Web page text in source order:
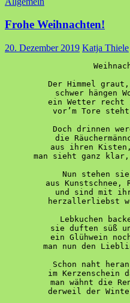
Frohe Weihnachten!
20. Dezember 2019 Katja Thiele
Der Himmel
schwer hängen
ein Wetter recht
vor’m Tore
Doch drinnen
die
aus ihren
man sieht ganz
Nun stehen
aus Kunstschnee,
und sind mit
herzallerliebst
Lebkuchen
sie duften süß
ein Glühwein
man nun den
Schon naht
im Kerzenschein
man wähnt die
derweil der